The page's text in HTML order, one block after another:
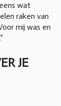
wat
raken van
mij was en
JE